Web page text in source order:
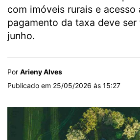
com imóveis rurais e acesso
pagamento da taxa deve
junho.
Por Arieny Alves
Publicado em 25/05/2026 às 15:27